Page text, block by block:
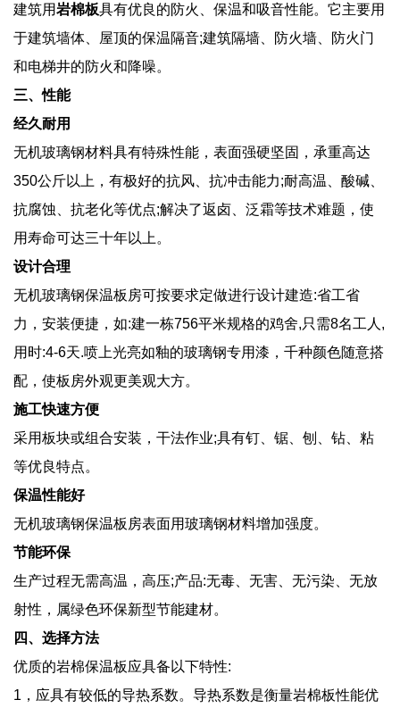
建筑用岩棉板具有优良的防火、保温和吸音性能。它主要用
于建筑墙体、屋顶的保温隔音;建筑隔墙、防火墙、防火门
和电梯井的防火和降噪。
三、性能
经久耐用
无机玻璃钢材料具有特殊性能，表面强硬坚固，承重高达
350公斤以上，有极好的抗风、抗冲击能力;耐高温、酸碱、
抗腐蚀、抗老化等优点;解决了返卤、泛霜等技术难题，使
用寿命可达三十年以上。
设计合理
无机玻璃钢保温板房可按要求定做进行设计建造:省工省
力，安装便捷，如:建一栋756平米规格的鸡舍,只需8名工人,
用时:4-6天.喷上光亮如釉的玻璃钢专用漆，千种颜色随意搭
配，使板房外观更美观大方。
施工快速方便
采用板块或组合安装，干法作业;具有钉、锯、刨、钻、粘
等优良特点。
保温性能好
无机玻璃钢保温板房表面用玻璃钢材料增加强度。
节能环保
生产过程无需高温，高压;产品:无毒、无害、无污染、无放
射性，属绿色环保新型节能建材。
四、选择方法
优质的岩棉保温板应具备以下特性:
1，应具有较低的导热系数。导热系数是衡量岩棉板性能优